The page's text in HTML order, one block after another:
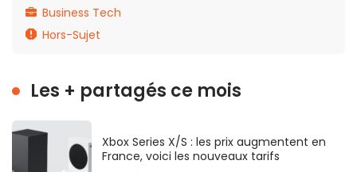
Business Tech
Hors-Sujet
Les + partagés ce mois
Xbox Series X/S : les prix augmentent en
France, voici les nouveaux tarifs